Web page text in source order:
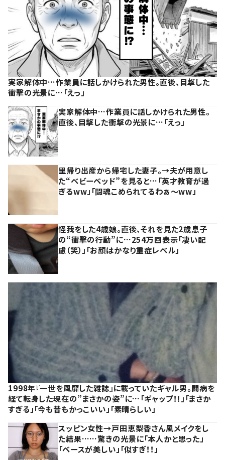
実家解体中…作業員に話しかけられた男性。直後、目撃した
衝撃の光景に…「えっ」
実家解体中…作業員に話しかけられた男性。
直後、目撃した衝撃の光景に…「えっ」
里帰り出産から帰宅した妻子。→夫が用意し
た“ベビーベッド”を見ると…「英才教育が過
ぎるww」「闘魂こめられてるわぁ～ww」
怪我をした4歳娘。直後、それを見た2歳息子
の“衝撃の行動”に…254万回表示「凄い配
慮（笑）」「お顔はかなり重症レベル」
1998年『一世を風靡した雑誌』に載っていたギャル男。闘病を
経て転身した現在の”まさかの姿”に…「ギャップ！！」「まさか
すぎる」「今も昔もかっこいい」「素晴らしい」
スッピン女性→戸田恵梨香さん風メイクをし
た結果……驚きの光景に「本人かと思った」
「ベースが美しい」「似すぎ！！」